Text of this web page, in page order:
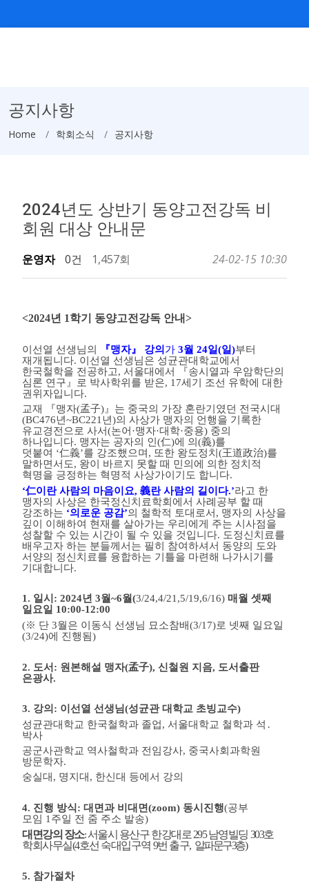
공지사항
Home 학회소식 공지사항
2024년도 상반기 동양고전강독 비
회원 대상 안내문
운영자 0건 1,457회 24-02-15 10:30
<2024년 1학기 동양고전강독 안내>
이선열 선생님의 『맹자』 강의 가 3월 24일(일)부터
재개됩니다. 이선열 선생님은 성균관대학교에서
한국철학을 전공하고, 서울대에서 『송시열과 우암학단의
심론 연구 』 로 박사학위를 받은, 17세기 조선 유학에 대한
권위자입니다.
교재
『맹자(孟子) 』 는 중국의 가장 혼란기였던 전국시대
(BC476년~BC221 년)의 사상가 맹자의 언행을 기록한
유교경전으로 사서(논어 ·맹자·대학·중용) 중의
하나입니다. 맹자는 공자의 인 (仁)에 의 (義)를
덧붙여 ‘仁義’를 강조했으며 , 또한 왕도정치 (王道政治)를
말하면서도, 왕이 바르지 못할 때 민의에 의한 정치적
혁명을 긍정하는 혁명적 사상가이기도 합니다.
‘仁이란 사람의 마음이요, 義란 사람의 길이다.’라고 한
맹자의 사상은 한국정신치료학회에서 사례공부 할 때
강조하는 ‘의로운 공감’의 철학적 토대로서, 맹자의 사상을
깊이 이해하여 현재를 살아가는 우리에게 주는 시사점을
성찰할 수 있는 시간이 될 수 있을 것입니다. 도정신치료를
배우고자 하는 분들께서는 필히 참여하셔서 동양의 도와
서양의 정신치료를 융합하는 기틀을 마련해 나가시기를
기대합니다.
1. 일시 : 2024년 3월~6월(3/24,4/21,5/19,6/16) 매월 셋째
일요일 10:00-12:00
(※ 단 3월은 이동식 선생님 묘소참배(3/17)로 넷째 일요일
(3/24)에 진행됨)
2. 도서: 원본해설 맹자(孟子), 신철원 지음, 도서출판
은광사.
3. 강의 : 이선열 선생님(성균관 대학교 초빙교수)
성균관대학교 한국철학과 졸업, 서울대학교 철학과 석 ․
박사
공군사관학교 역사철학과 전임강사, 중국사회과학원
방문학자.
숭실대 , 명지대 , 한신대 등에서 강의
4. 진행 방식: 대면과 비대면(zoom) 동시진행(공부
모임 1주일 전 줌 주소 발송)
대면강의 장소:서울시 용산구 한강대로 295남영빌딩 303호
학회사무실(4호선 숙대입구역 9번 출구, 알파문구3층)
5. 참가절차